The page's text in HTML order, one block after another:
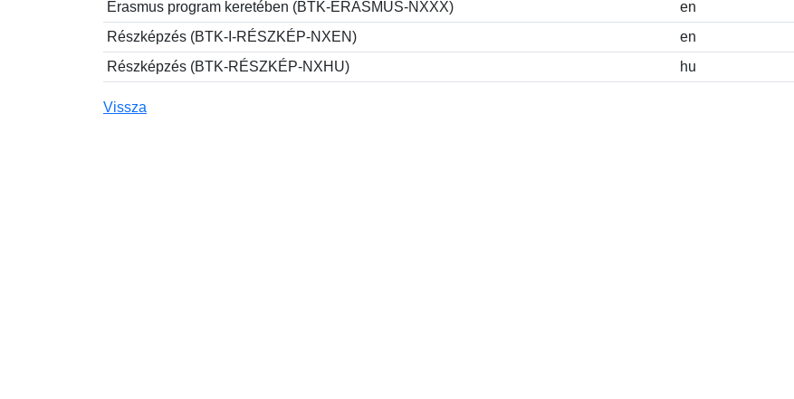
Erasmus program keretében (BTK-ERASMUS-NXXX)
en
Részképzés (BTK-I-RÉSZKÉP-NXEN)
en
Részképzés (BTK-RÉSZKÉP-NXHU)
hu
Vissza